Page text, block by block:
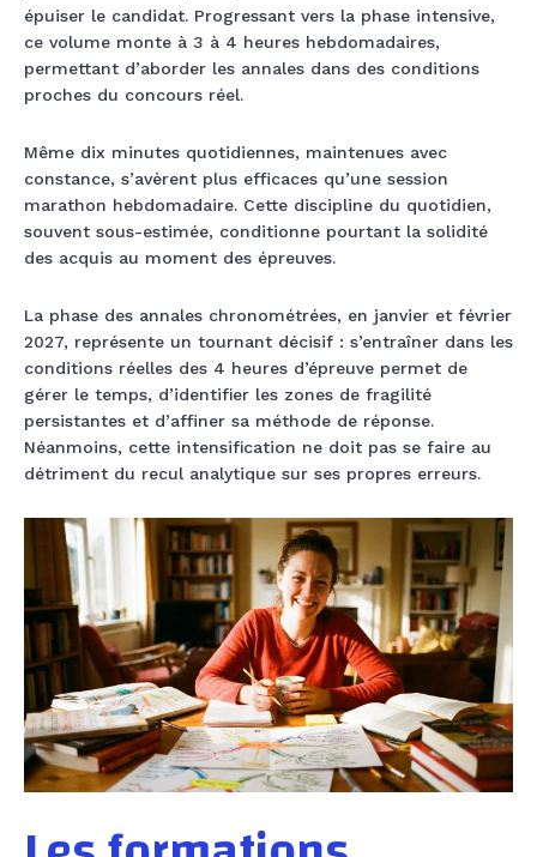
épuiser le candidat. Progressant vers la phase intensive,
ce volume monte à 3 à 4 heures hebdomadaires,
permettant d’aborder les annales dans des conditions
proches du concours réel.
Même dix minutes quotidiennes, maintenues avec
constance, s’avèrent plus efficaces qu’une session
marathon hebdomadaire. Cette discipline du quotidien,
souvent sous-estimée, conditionne pourtant la solidité
des acquis au moment des épreuves.
La phase des annales chronométrées, en janvier et février
2027, représente un tournant décisif : s’entraîner dans les
conditions réelles des 4 heures d’épreuve permet de
gérer le temps, d’identifier les zones de fragilité
persistantes et d’affiner sa méthode de réponse.
Néanmoins, cette intensification ne doit pas se faire au
détriment du recul analytique sur ses propres erreurs.